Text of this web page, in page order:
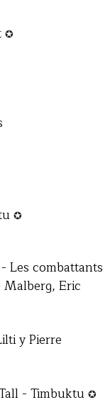
✪
✪
Les combattants
Malberg, Eric
y Pierre
- Timbuktu ✪